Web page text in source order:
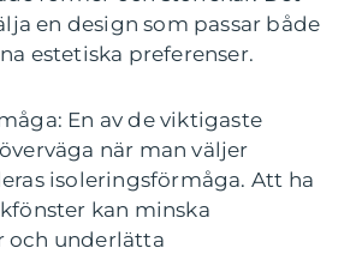
en design som passar både
estetiska preferenser.
En av de viktigaste
när man väljer
isoleringsförmåga. Att ha
kan minska
och underlätta